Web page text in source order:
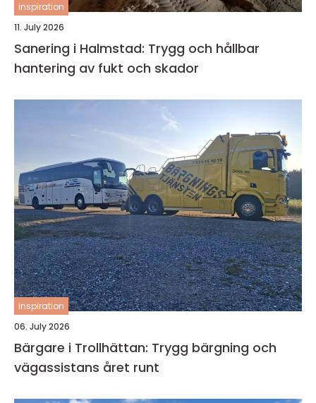
inspiration
11. July 2026
Sanering i Halmstad: Trygg och hållbar
hantering av fukt och skador
inspiration
06. July 2026
Bärgare i Trollhättan: Trygg bärgning och
vägassistans året runt